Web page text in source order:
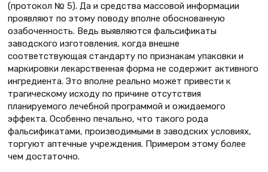
(протокол № 5). Да и средства массовой информации
проявляют по этому поводу вполне обоснованную
озабоченность. Ведь выявляются фальсификаты
заводского изготовления, когда внешне
соответствующая стандарту по признакам упаковки и
маркировки лекарственная форма не содержит активного
ингредиента. Это вполне реально может привести к
трагическому исходу по причине отсутствия
планируемого лечебной программой и ожидаемого
эффекта. Особенно печально, что такого рода
фальсификатами, производимыми в заводских условиях,
торгуют аптечные учреждения. Примером этому более
чем достаточно.